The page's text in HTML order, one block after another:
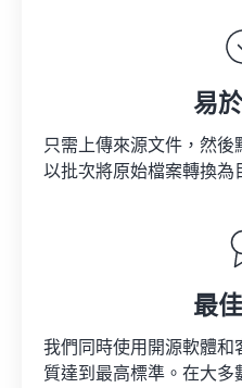
易
只需上傳來源文件，然後
以批次將原始檔案轉換為
最
我們同時使用開源軟體和
質達到最高標準。在大